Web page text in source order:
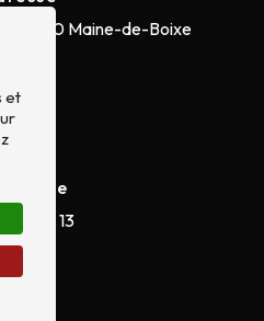
16230 Maine-de-Boixe
20 73 13
et